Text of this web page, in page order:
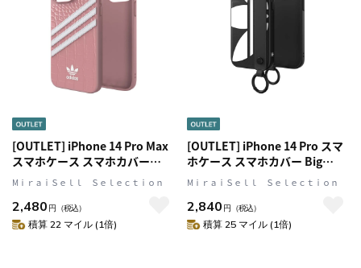
[OUTLET] iPhone 14 Pro Max
スマホケース スマホカバー
SAMBA(サンバ)シリーズ
ALLIGATOR Pink(ピンク)
adidas Originals[アディダス オ
リジナルス]
MⅰｒａｉＳｅｌｌ Ｓｅｌｅｃｔｉｏｎ
2,480 円 （税込）
積算 22 マイル (1倍)
[OUTLET] iPhone 14 Pro スマ
ホケース スマホカバー Big
Logo Black(ブラック) ハンドス
トラップ/ハンドベルト/リング
付 adidas Originals[アディダス
オリジナルス]
MⅰｒａｉＳｅｌｌ Ｓｅｌｅｃｔｉｏｎ
2,840 円 （税込）
積算 25 マイル (1倍)